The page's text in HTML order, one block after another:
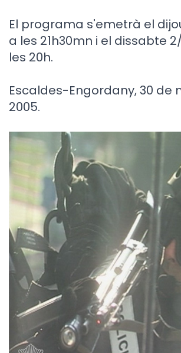
El programa s'emetrà el
a les 21h30mn i el dissabte
les 20h.
Escaldes-Engordany, 30 de
2005.